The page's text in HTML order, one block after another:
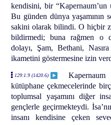
kendisini, bir “Kapernaum’un
Bu günden dünya yaşamının
sakini olarak bilindi. O hiçbir
bildirmedi; buna rağmen o
dolayı, Şam, Bethani,
ikametini göstermesine izin
129:1.9 (1420.6)
kütüphane çekmecelerinde
toplumsal yaşamını diğer
gençlerle geçirmekteydi.
insanı kendisine çeken